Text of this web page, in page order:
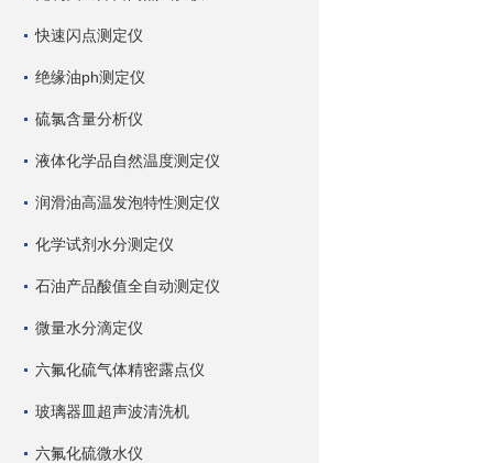
快速闪点测定仪
绝缘油ph测定仪
硫氯含量分析仪
液体化学品自然温度测定仪
润滑油高温发泡特性测定仪
化学试剂水分测定仪
石油产品酸值全自动测定仪
微量水分滴定仪
六氟化硫气体精密露点仪
玻璃器皿超声波清洗机
六氟化硫微水仪